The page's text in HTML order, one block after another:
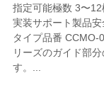
指定可能極数 3〜
実装サポート製品
タイプ品番 CCMO-
リーズのガイド部
す。...